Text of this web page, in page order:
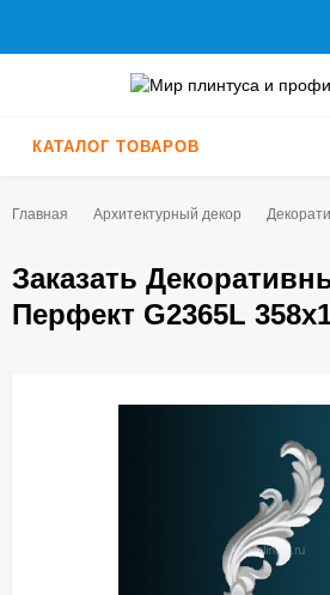
КАТАЛОГ ТОВАРОВ
Главная Архитектурный декор
Заказать
Перфект G2365L